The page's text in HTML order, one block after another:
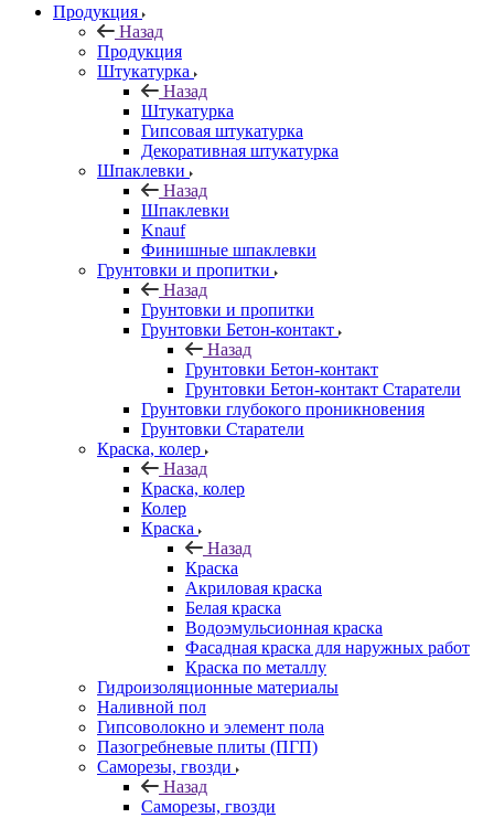
Продукция
Назад
Продукция
Штукатурка
Назад
Штукатурка
Гипсовая штукатурка
Декоративная штукатурка
Шпаклевки
Назад
Шпаклевки
Knauf
Финишные шпаклевки
Грунтовки и пропитки
Назад
Грунтовки и пропитки
Грунтовки Бетон-контакт
Назад
Грунтовки Бетон-контакт
Грунтовки Бетон-контакт Старатели
Грунтовки глубокого проникновения
Грунтовки Старатели
Краска, колер
Назад
Краска, колер
Колер
Краска
Назад
Краска
Акриловая краска
Белая краска
Водоэмульсионная краска
Фасадная краска для наружных работ
Краска по металлу
Гидроизоляционные материалы
Наливной пол
Гипсоволокно и элемент пола
Пазогребневые плиты (ПГП)
Саморезы, гвозди
Назад
Саморезы, гвозди